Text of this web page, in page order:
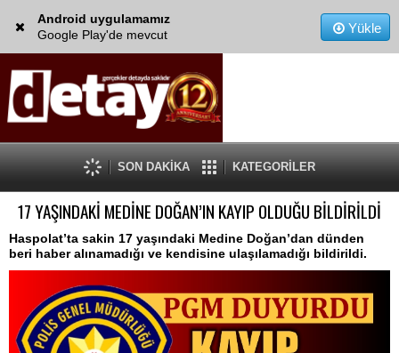
Android uygulamamız
Google Play'de mevcut
Yükle
SON DAKİKA KATEGORİLER
17 YAŞINDAKİ MEDİNE DOĞAN’IN KAYIP OLDUĞU BİLDİRİLDİ
Haspolat’ta sakin 17 yaşındaki Medine Doğan’dan dünden
beri haber alınamadığı ve kendisine ulaşılamadığı bildirildi.